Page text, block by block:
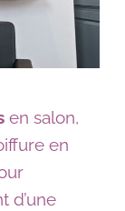
en salon,
en
d’une